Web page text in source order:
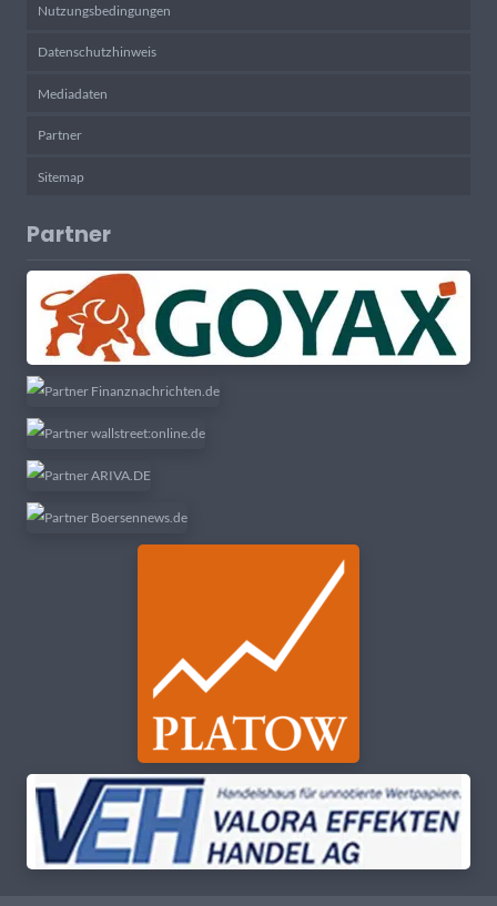
Nutzungsbedingungen
Datenschutzhinweis
Mediadaten
Partner
Sitemap
Partner